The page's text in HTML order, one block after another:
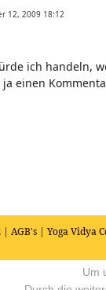
12, 2009 18:12
ich handeln,
einen
| AGB's | Yoga Vidya
Um